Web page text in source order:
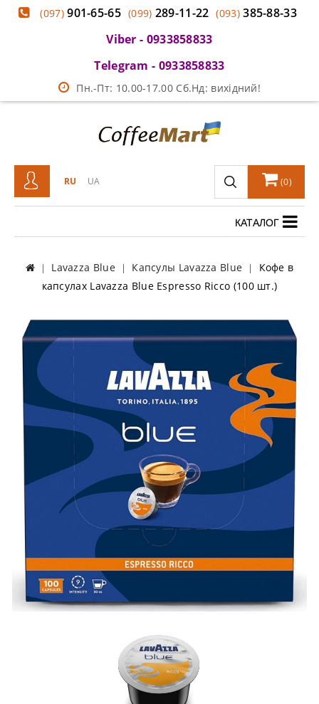
(097)901-65-65 (099) 289-11-22 (093)385-88-33
Viber - 0933858833
Telegram - 0933858833
Пн.-Пт: 10.00-17.00 Сб.Нд: вихідний!
RU UA (0)
КАТАЛОГ
Lavazza Blue Капсулы Lavazza Blue
Кофе в
капсулах Lavazza Blue Espresso Ricco (100 шт.)